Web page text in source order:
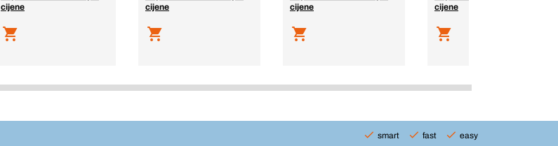
cijene
cijene
cijene
cijene
smart fast easy